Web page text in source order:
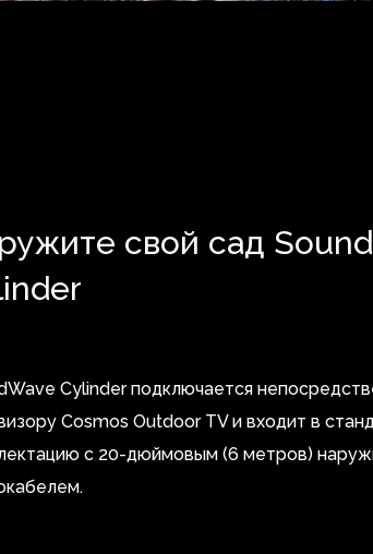
свой сад
Cylinder подключается
Cosmos Outdoor TV и входит в
с 20-дюймовым (6 метров)